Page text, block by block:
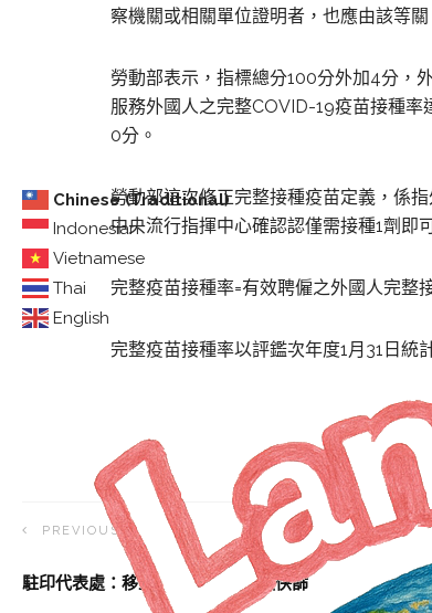
Chinese (Traditional)
Indonesian
Vietnamese
Thai
English
察機關或相關單位證明者，也應由該等
勞動部表示，指標總分100分外加4分，
服務外國人之完整COVID-19疫苗接種
0分。
勞動部這次修正完整接種疫苗定義，係
中央流行指揮中心確認認僅需接種1劑即
完整疫苗接種率=有效聘僱之外國人完整
完整疫苗接種率以評鑑次年度1月31日統
PREVIOUS ARTICLE
駐印代表處：移工入境前 建議加強快篩